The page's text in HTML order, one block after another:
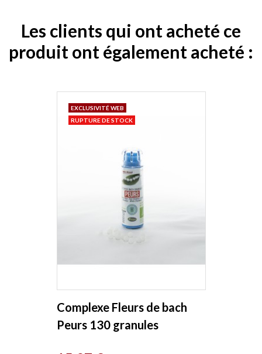
Les clients qui ont acheté ce
produit ont également acheté :
Complexe Fleurs de bach
Peurs 130 granules
EXCLUSIVITÉ WEB
RUPTURE DE STOCK